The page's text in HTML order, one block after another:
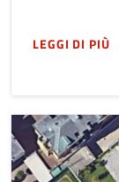
LEGGI DI PIÙ